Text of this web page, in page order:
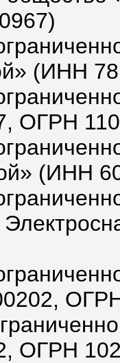
(ИНН
ОГРН
(ИНН
ОГРН